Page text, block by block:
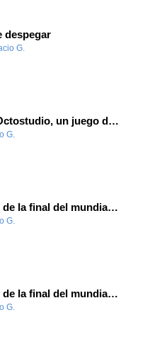
despegar
G.
Programa con Octostudio, un juego de 4 personajes ganando la copa del mundo saltando y esquivando rivales.
G.
Vive la emoción de la final del mundial programando con Scratch, un juego de toques y esquivar contrarios
G.
Vive la emoción de la final del mundial 2026, programando con Scratch un juego de toques.
G.